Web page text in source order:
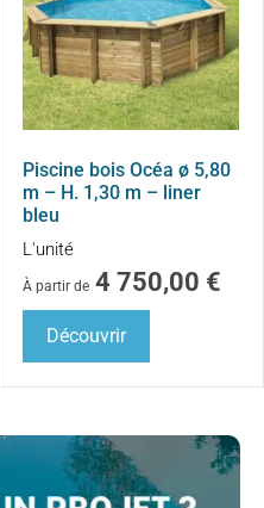
Piscine bois Océa ø 5,80
m – H. 1,30 m – liner
bleu
L'unité
À partir de 4 750,00 €
Découvrir